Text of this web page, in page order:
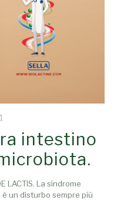
1
intestino
LACTIS. La sindrome
è un disturbo sempre più